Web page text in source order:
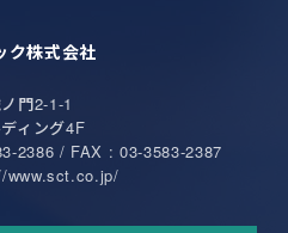
ク株式会社
門2-1-1
ィング4F
2386 / FAX : 03-3583-2387
www.sct.co.jp/